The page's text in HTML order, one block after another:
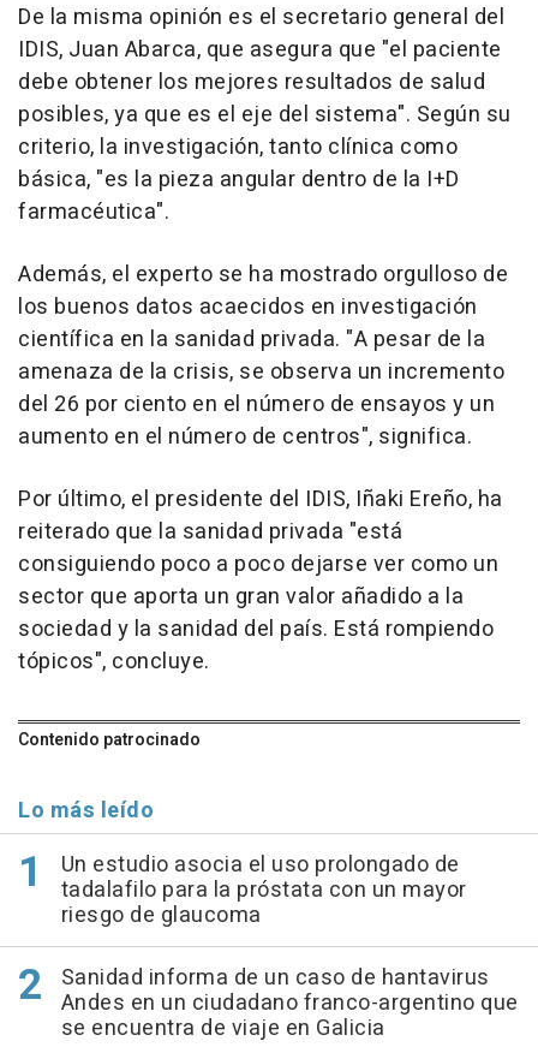
De la misma opinión es el secretario general del
IDIS, Juan Abarca, que asegura que "el paciente
debe obtener los mejores resultados de salud
posibles, ya que es el eje del sistema". Según su
criterio, la investigación, tanto clínica como
básica, "es la pieza angular dentro de la I+D
farmacéutica".
Además, el experto se ha mostrado orgulloso de
los buenos datos acaecidos en investigación
científica en la sanidad privada. "A pesar de la
amenaza de la crisis, se observa un incremento
del 26 por ciento en el número de ensayos y un
aumento en el número de centros", significa.
Por último, el presidente del IDIS, Iñaki Ereño, ha
reiterado que la sanidad privada "está
consiguiendo poco a poco dejarse ver como un
sector que aporta un gran valor añadido a la
sociedad y la sanidad del país. Está rompiendo
tópicos", concluye.
Contenido patrocinado
Lo más leído
Un estudio asocia el uso prolongado de
tadalafilo para la próstata con un mayor
riesgo de glaucoma
Sanidad informa de un caso de hantavirus
Andes en un ciudadano franco-argentino que
se encuentra de viaje en Galicia